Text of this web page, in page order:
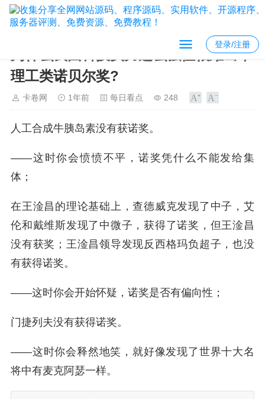
登录/注册
为什么我国科技实力这么强但很难出个
理工类诺贝尔奖?
卡卷网 1年前 每日看点 248
人工合成牛胰岛素没有获诺奖。
——这时你会愤愤不平，诺奖凭什么不能发给集
体；
在王淦昌的理论基础上，查德威克发现了中子，艾
伦和戴维斯发现了中微子，获得了诺奖，但王淦昌
没有获奖；王淦昌领导发现反西格玛负超子，也没
有获得诺奖。
——这时你会开始怀疑，诺奖是否有偏向性；
门捷列夫没有获得诺奖。
——这时你会释然地笑，就好像发现了世界十大名
将中有麦克阿瑟一样。